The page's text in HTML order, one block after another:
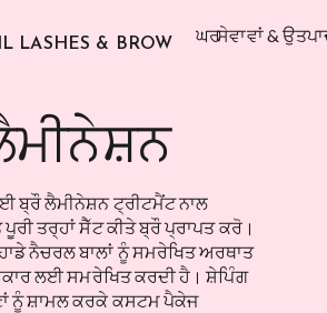
LASHES & BROW ਘਰਸੇਵਾਵਾਂ &
ਬ੍ਰੌ ਲੈਮੀਨੇਸ਼ਨ ਟ੍ਰੀਟਮੈਂਟ ਨਾਲ
ਤਰ੍ਹਾਂ ਸੈੱਟ ਕੀਤੇ ਬ੍ਰੌ ਪ੍ਰਾਪਤ ਕਰੋ।
ਨੈਚਰਲ ਬਾਲਾਂ ਨੂੰ ਸਮਰੇਖਿਤ ਅਰਥਾਤ
ਲਈ ਸਮਰੇਖਿਤ ਕਰਦੀ ਹੈ। ਸ਼ੇਪਿੰਗ
ਨੂੰ ਸ਼ਾਮਲ ਕਰਕੇ ਕਸਟਮ ਪੈਕੇਜ